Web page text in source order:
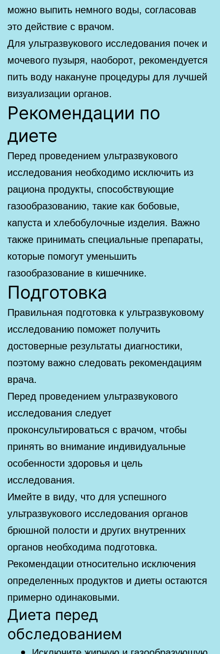
можно выпить немного воды, согласовав
это действие с врачом.
Для ультразвукового исследования почек и
мочевого пузыря, наоборот, рекомендуется
пить воду накануне процедуры для лучшей
визуализации органов.
Рекомендации по
диете
Перед проведением ультразвукового
исследования необходимо исключить из
рациона продукты, способствующие
газообразованию, такие как бобовые,
капуста и хлебобулочные изделия. Важно
также принимать специальные препараты,
которые помогут уменьшить
газообразование в кишечнике.
Подготовка
Правильная подготовка к ультразвуковому
исследованию поможет получить
достоверные результаты диагностики,
поэтому важно следовать рекомендациям
врача.
Перед проведением ультразвукового
исследования следует
проконсультироваться с врачом, чтобы
принять во внимание индивидуальные
особенности здоровья и цель
исследования.
Имейте в виду, что для успешного
ультразвукового исследования органов
брюшной полости и других внутренних
органов необходима подготовка.
Рекомендации относительно исключения
определенных продуктов и диеты остаются
примерно одинаковыми.
Диета перед
обследованием